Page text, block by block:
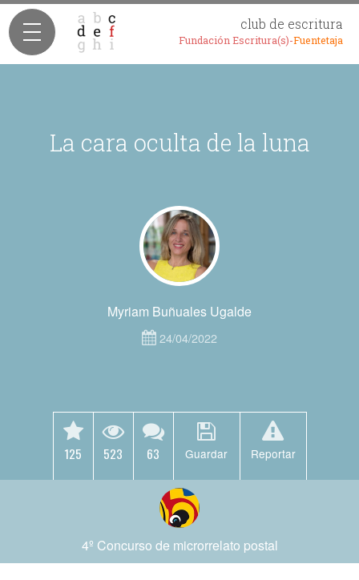
club de escritura
Fundación Escritura(s)-Fuentetaja
La cara oculta de la luna
Myriam Buñuales Ugalde
24/04/2022
125 523 63 Guardar Reportar
4º Concurso de microrrelato postal